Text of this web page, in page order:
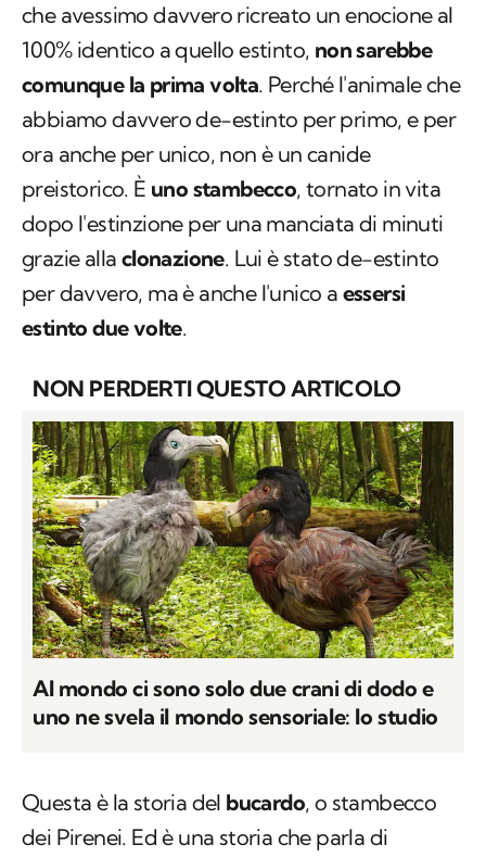
che avessimo davvero ricreato un enocione al
100% identico a quello estinto, non sarebbe
comunque la prima volta. Perché l'animale che
abbiamo davvero de-estinto per primo, e per
ora anche per unico, non è un canide
preistorico. È uno stambecco, tornato in vita
dopo l'estinzione per una manciata di minuti
grazie alla clonazione. Lui è stato de-estinto
per davvero, ma è anche l'unico a essersi
estinto due volte.
NON PERDERTI QUESTO ARTICOLO
Al mondo ci sono solo due crani di dodo e
uno ne svela il mondo sensoriale: lo studio
Questa è la storia del bucardo, o stambecco
dei Pirenei. Ed è una storia che parla di